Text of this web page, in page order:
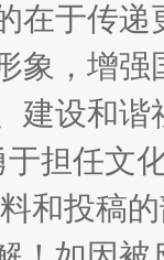
在于传
象，增
建设和
担任文
和投稿